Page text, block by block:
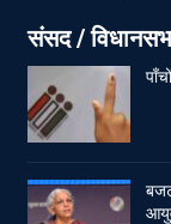
संसद /